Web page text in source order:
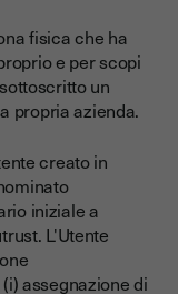
fisica che ha
e per scopi
un
propria azienda.
creato in
iniziale a
L'Utente
assegnazione di